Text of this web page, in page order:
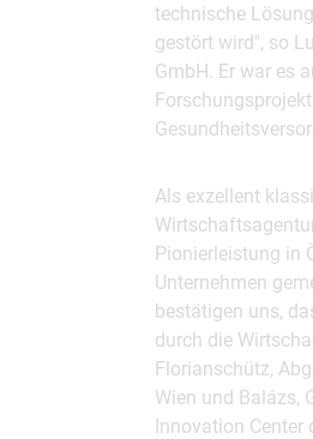
technische
gestört wird", so
GmbH. Er war es
Als exzellent
Pionierleistung in
Unternehmen
bestätigen uns,
durch die
Florianschütz,
Wien und Balázs,
Innovation